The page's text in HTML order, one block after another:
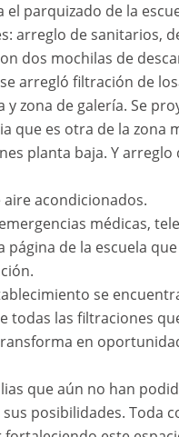
parquizado de la
arreglo de sanitarios,
dos mochilas de
arregló filtración de
zona de galería. Se
que es otra de la zona
planta baja. Y arreglo
acondicionados.
médicas,
de la escuela
se
todas las filtraciones
en
que aún no han
posibilidades. Toda